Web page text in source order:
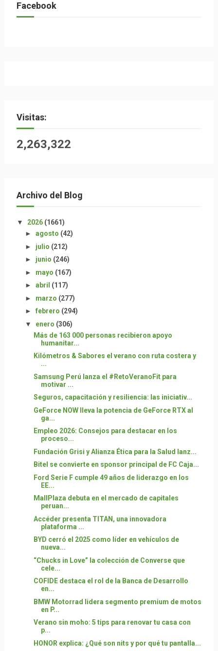
Facebook
Visitas:
2,263,322
Archivo del Blog
▼ 2026 (1661)
► agosto (42)
► julio (212)
► junio (246)
► mayo (167)
► abril (117)
► marzo (277)
► febrero (294)
▼ enero (306)
Más de 163 000 personas recibieron apoyo
humanitar...
Kilómetros & Sabores el verano con ruta costera y
...
Samsung Perú lanza el #RetoVeranoFit para
motivar ...
Seguros, capacitación y resiliencia: las iniciativ...
GeForce NOW lleva la potencia de GeForce RTX al
ga...
Empleo 2026: Consejos para destacar en los
proceso...
Fundación Grisi y Alianza Ética para la Salud lanz...
Bitel se convierte en sponsor principal de FC Caja...
Ford Serie F cumple 49 años de liderazgo en los
EE...
MallPlaza debuta en el mercado de capitales
peruan...
Accéder presenta TITAN, una innovadora
plataforma ...
BYD cerró el 2025 como líder en vehículos de
nueva...
“Chucks in Love” la colección de Converse que
cele...
COFIDE destaca el rol de la Banca de Desarrollo
en...
BMW Motorrad lidera segmento premium de motos
en P...
Verano sin moho: 5 tips para renovar tu casa con
p...
HONOR explica: ¿Qué son nits y por qué tu pantalla...